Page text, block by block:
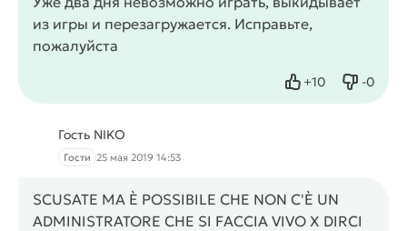
из игры и перезагружается. Исправьте,
пожалуйста
+10
Нравится -0
Не
Гость NIKO
Гости 25 мая 2019 14:53
SCUSATE MA È POSSIBILE CHE NON C'È UN
ADMINISTRATORE CHE SI FACCIA VIVO X DIRCI